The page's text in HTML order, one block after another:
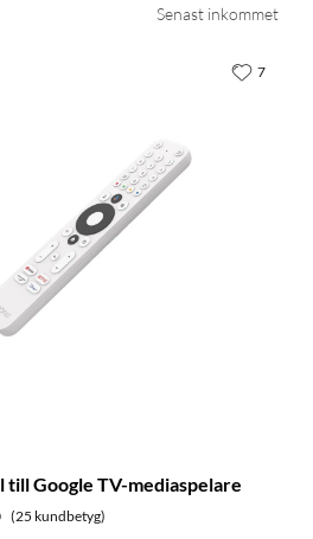
Senast inkommet
Google TV-mediaspelare
(25 kundbetyg)
7